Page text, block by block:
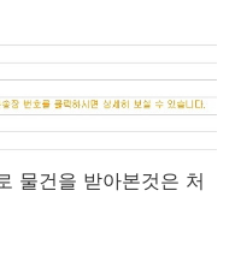
물건을 받아본것은 처